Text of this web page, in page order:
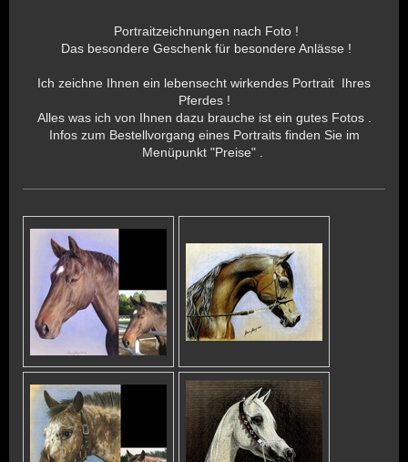
Portraitzeichnungen nach Foto !
Das besondere Geschenk für besondere Anlässe !
Ich zeichne Ihnen ein lebensecht wirkendes Portrait Ihres
Pferdes !
Alles was ich von Ihnen dazu brauche ist ein gutes Fotos .
Infos zum Bestellvorgang eines Portraits finden Sie im
Menüpunkt "Preise" .